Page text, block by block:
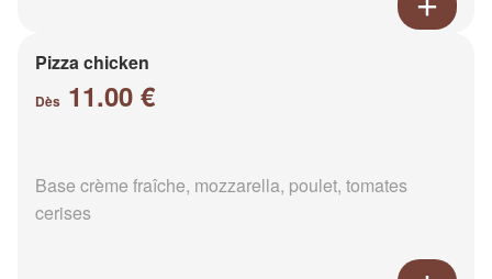
Pizza chicken
Dès 11.00 €
Base crème fraîche, mozzarella, poulet, tomates
cerises